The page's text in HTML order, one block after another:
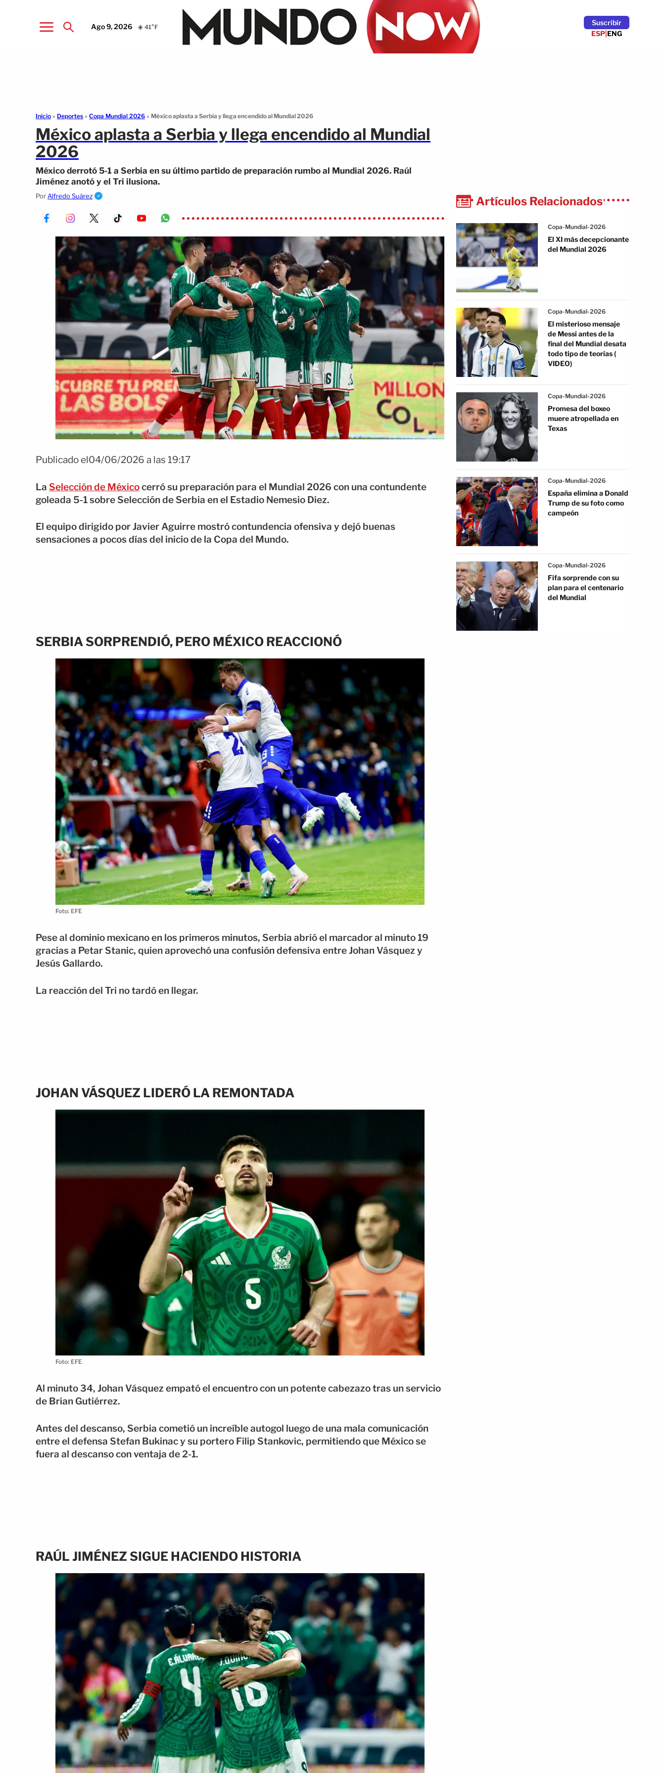
Ago 9, 2026 ☀️ 41°F
Suscribír
ESP|ENG
Inicio » Deportes » Copa Mundial 2026 » México aplasta a Serbia y llega encendido al Mundial 2026
México aplasta a Serbia y llega encendido al Mundial
2026
México derrotó 5-1 a Serbia en su último partido de preparación rumbo al Mundial 2026. Raúl
Jiménez anotó y el Tri ilusiona.
Por Alfredo Suárez
Publicado el04/06/2026 a las 19:17
La Selección de Méxicocerró su preparación para el Mundial 2026 con una contundente
goleada 5-1 sobreSelección de Serbia en el Estadio Nemesio Diez.
El equipo dirigido porJavier Aguirre mostró contundencia ofensiva y dejó buenas
sensaciones a pocos días del inicio de la Copa del Mundo.
SERBIA SORPRENDIÓ, PERO MÉXICO REACCIONÓ
Foto: EFE
Pese al dominio mexicano en los primeros minutos, Serbia abrió el marcador al minuto 19
gracias a Petar Stanic, quien aprovechó una confusión defensiva entreJohan Vásquez y
Jesús Gallardo.
La reacción del Tri no tardó en llegar.
JOHAN VÁSQUEZ LIDERÓ LA REMONTADA
Foto: EFE
Al minuto 34, Johan Vásquez empató el encuentro con un potente cabezazo tras un servicio
de Brian Gutiérrez.
Antes del descanso, Serbia cometió un increíble autogol luego de una mala comunicación
entre el defensa Stefan Bukinac y su portero Filip Stankovic, permitiendo que México se
fuera al descanso con ventaja de 2-1.
RAÚL JIMÉNEZ SIGUE HACIENDO HISTORIA
Artículos Relacionados
Copa-Mundial-2026
El XI más decepcionante
del Mundial 2026
Copa-Mundial-2026
El misterioso mensaje
de Messi antes de la
final del Mundial desata
todo tipo de teorías (
VIDEO)
Copa-Mundial-2026
Promesa del boxeo
muere atropellada en
Texas
Copa-Mundial-2026
España elimina a Donald
Trump de su foto como
campeón
Copa-Mundial-2026
Fifa sorprende con su
plan para el centenario
del Mundial